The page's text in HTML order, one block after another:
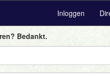
Inloggen
Bedankt.